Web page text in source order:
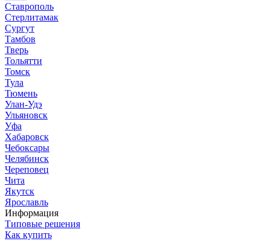
Ставрополь
Стерлитамак
Сургут
Тамбов
Тверь
Тольятти
Томск
Тула
Тюмень
Улан-Удэ
Ульяновск
Уфа
Хабаровск
Чебоксары
Челябинск
Череповец
Чита
Якутск
Ярославль
Информация
Типовые решения
Как купить